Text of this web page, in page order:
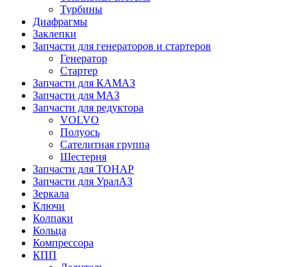
Турбины
Диафрагмы
Заклепки
Запчасти для генераторов и стартеров
Генератор
Стартер
Запчасти для КАМАЗ
Запчасти для МАЗ
Запчасти для редуктора
VOLVO
Полуось
Сателитная группа
Шестерня
Запчасти для ТОНАР
Запчасти для УралАЗ
Зеркала
Ключи
Колпаки
Кольца
Компрессора
КПП